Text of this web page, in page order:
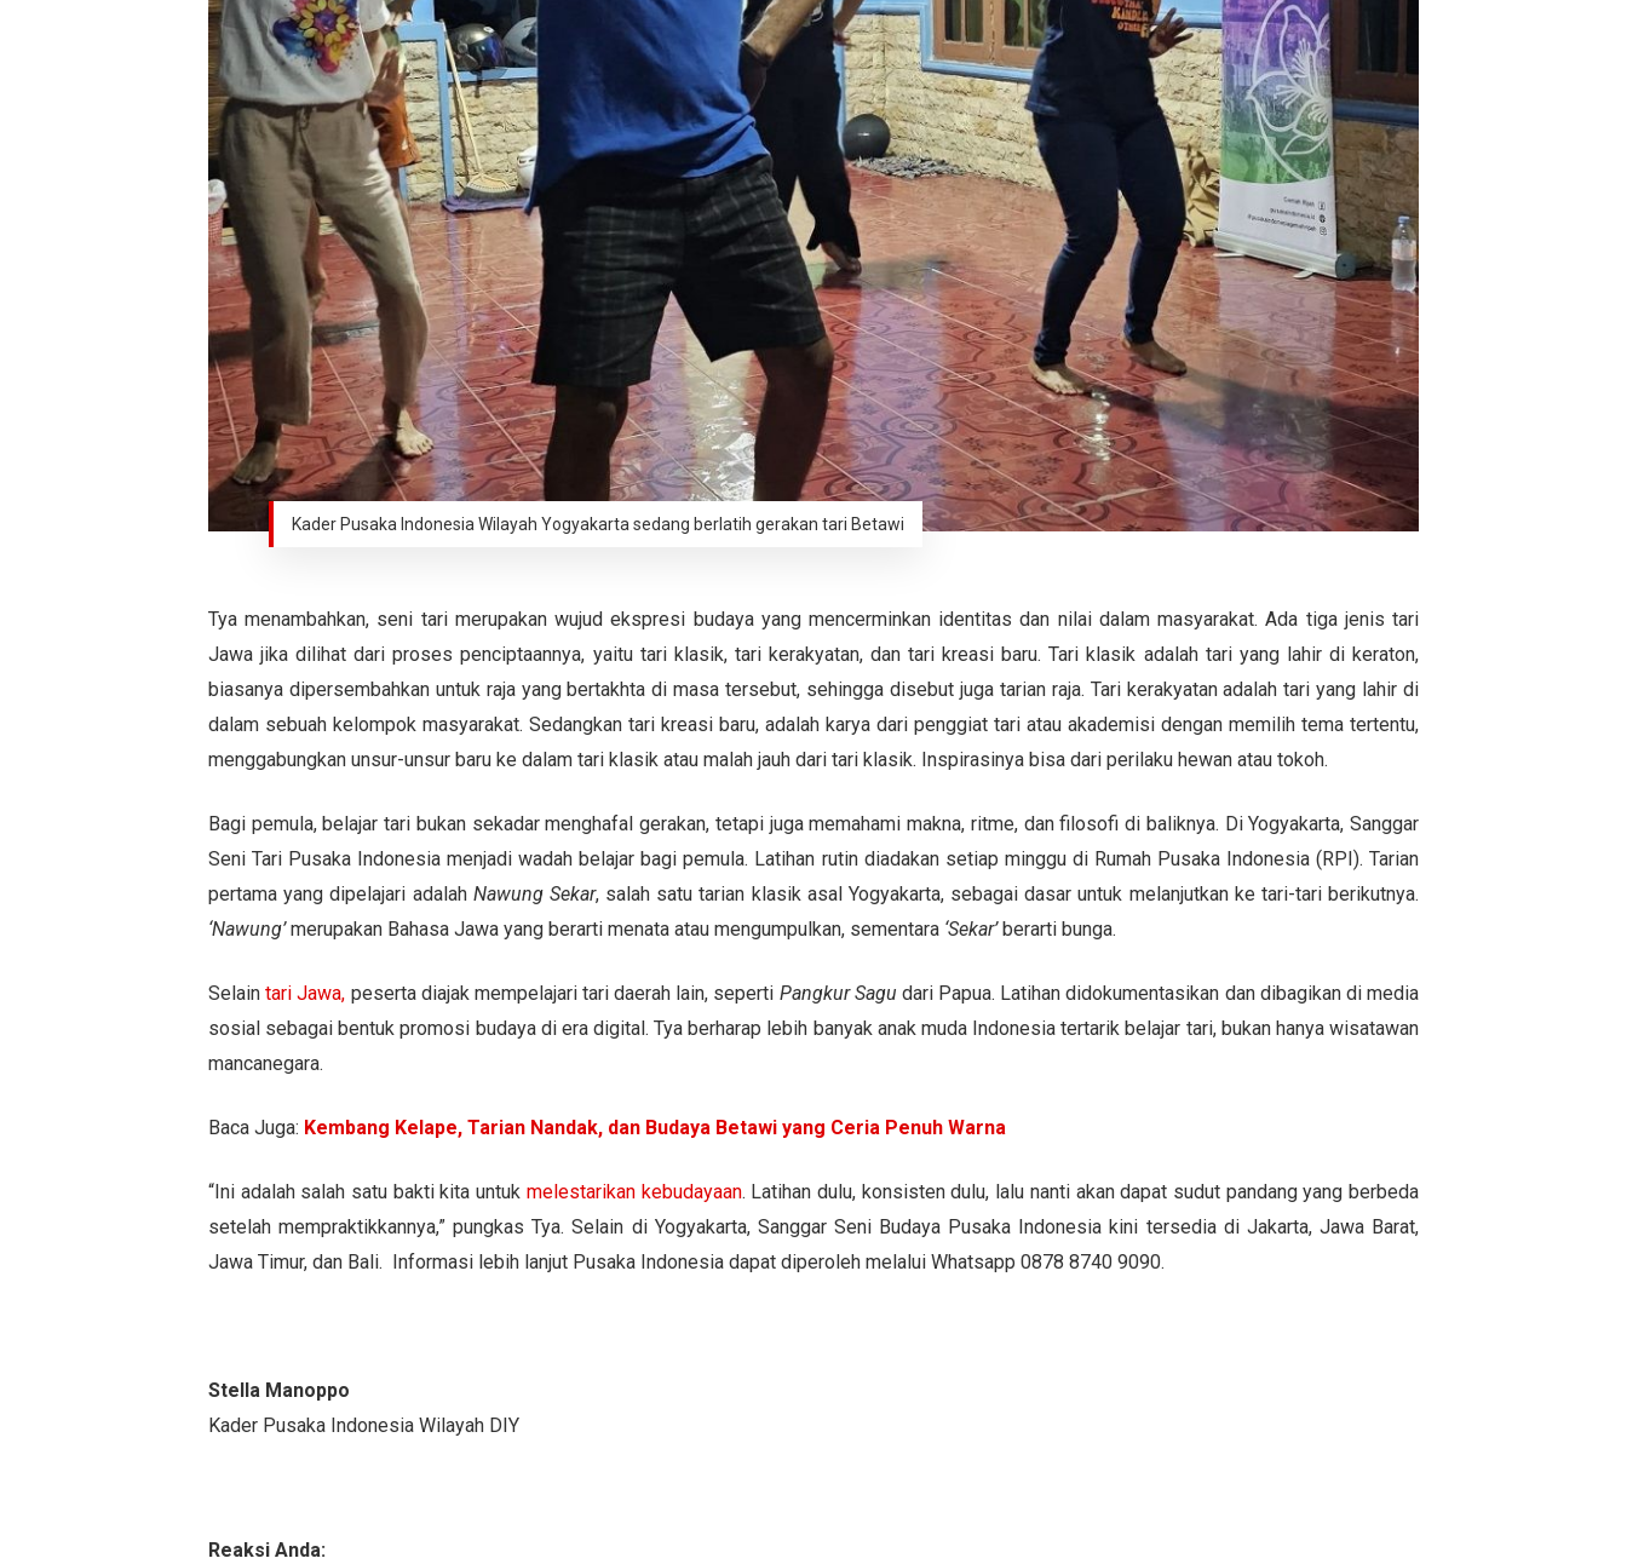
Kader Pusaka Indonesia Wilayah Yogyakarta sedang berlatih gerakan tari Betawi
Tya menambahkan, seni tari merupakan wujud ekspresi budaya yang mencerminkan identitas dan nilai dalam masyarakat. Ada tiga jenis tari
Jawa jika dilihat dari proses penciptaannya, yaitu tari klasik, tari kerakyatan, dan tari kreasi baru. Tari klasik adalah tari yang lahir di keraton,
biasanya dipersembahkan untuk raja yang bertakhta di masa tersebut, sehingga disebut juga tarian raja. Tari kerakyatan adalah tari yang lahir di
dalam sebuah kelompok masyarakat. Sedangkan tari kreasi baru, adalah karya dari penggiat tari atau akademisi dengan memilih tema tertentu,
menggabungkan unsur-unsur baru ke dalam tari klasik atau malah jauh dari tari klasik. Inspirasinya bisa dari perilaku hewan atau tokoh.
Bagi pemula, belajar tari bukan sekadar menghafal gerakan, tetapi juga memahami makna, ritme, dan filosofi di baliknya. Di Yogyakarta, Sanggar
Seni Tari Pusaka Indonesia menjadi wadah belajar bagi pemula. Latihan rutin diadakan setiap minggu di Rumah Pusaka Indonesia (RPI). Tarian
pertama yang dipelajari adalahNawung Sekar, salah satu tarian klasik asal Yogyakarta, sebagai dasar untuk melanjutkan ke tari-tari berikutnya.
‘Nawung’merupakan Bahasa Jawa yang berarti menata atau mengumpulkan, sementara ‘Sekar’ berarti bunga.
Selaintari Jawa, peserta diajak mempelajari tari daerah lain, seperti Pangkur Sagu dari Papua. Latihan didokumentasikan dan dibagikan di media
sosial sebagai bentuk promosi budaya di era digital. Tya berharap lebih banyak anak muda Indonesia tertarik belajar tari, bukan hanya wisatawan
mancanegara.
Baca Juga: Kembang Kelape, Tarian Nandak, dan Budaya Betawi yang Ceria Penuh Warna
“Ini adalah salah satu bakti kita untuk melestarikan kebudayaan. Latihan dulu, konsisten dulu, lalu nanti akan dapat sudut pandang yang berbeda
setelah mempraktikkannya,” pungkas Tya. Selain di Yogyakarta, Sanggar Seni Budaya Pusaka Indonesia kini tersedia di Jakarta, Jawa Barat,
Jawa Timur, dan Bali. Informasi lebih lanjut Pusaka Indonesia dapat diperoleh melalui Whatsapp 0878 8740 9090.
Stella Manoppo
Kader Pusaka Indonesia Wilayah DIY
Reaksi Anda: